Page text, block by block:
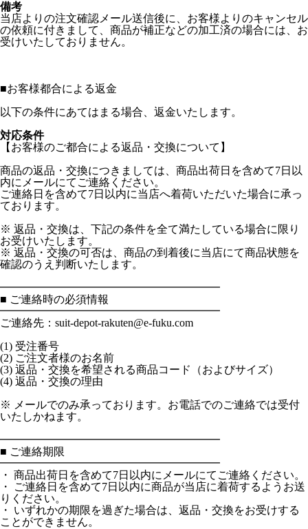
備考
当店よりの注文確認メール送信後に、お客様よりのキャンセル
の依頼に付きまして、商品が補正などの加工済の場合には、お
受けいたしておりません。
■お客様都合による返金
以下の条件にあてはまる場合、返金いたします。
対応条件
【お客様のご都合による返品・交換について】
商品の返品・交換につきましては、商品出荷日を含めて7日以
内にメールにてご連絡ください。
ご連絡日を含めて7日以内に当店へ着荷いただいた場合に承っ
ております。
※ 返品・交換は、下記の条件を全て満たしている場合に限り
お受けいたします。
※ 返品・交換の可否は、商品の到着後に当店にて商品状態を
確認のうえ判断いたします。
━━━━━━━━━━━━━━━━━━━━
■ ご連絡時の必須情報
━━━━━━━━━━━━━━━━━━━━
ご連絡先：suit-depot-rakuten@e-fuku.com
(1) 受注番号
(2) ご注文者様のお名前
(3) 返品・交換を希望される商品コード（およびサイズ）
(4) 返品・交換の理由
※ メールでのみ承っております。お電話でのご連絡では受付
いたしかねます。
━━━━━━━━━━━━━━━━━━━━
■ ご連絡期限
━━━━━━━━━━━━━━━━━━━━
・ 商品出荷日を含めて7日以内にメールにてご連絡ください。
・ ご連絡日を含めて7日以内に商品が当店に着荷するようお送
りください。
・ いずれかの期限を過ぎた場合は、返品・交換をお受けする
ことができません。